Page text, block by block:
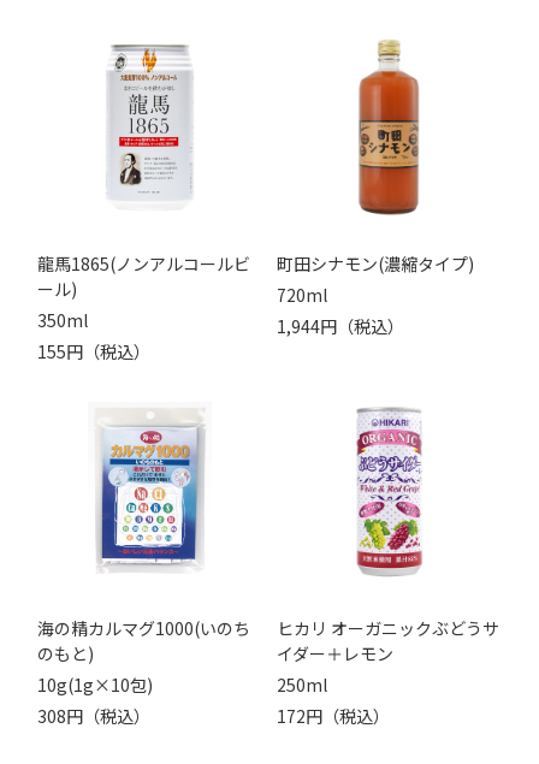
龍馬1865(ノンアルコールビ
ール)
350ml
155円（税込）
町田シナモン(濃縮タイプ)
720ml
1,944円（税込）
海の精カルマグ1000(いのち
のもと)
10g(1g×10包)
308円（税込）
ヒカリ オーガニックぶどうサ
イダー＋レモン
250ml
172円（税込）